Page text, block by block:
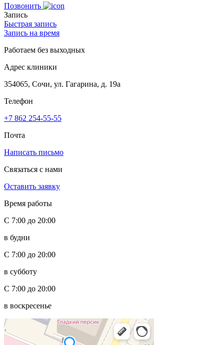
Позвонить
Запись
Быстрая запись
Запись на время
Работаем без выходных
Адрес клиники
354065, Сочи, ул. Гагарина, д. 19а
Телефон
+7 862 254-55-55
Почта
Написать письмо
Связаться с нами
Оставить заявку
Время работы
С 7:00 до 20:00
в будни
С 7:00 до 20:00
в субботу
С 7:00 до 20:00
в воскресенье